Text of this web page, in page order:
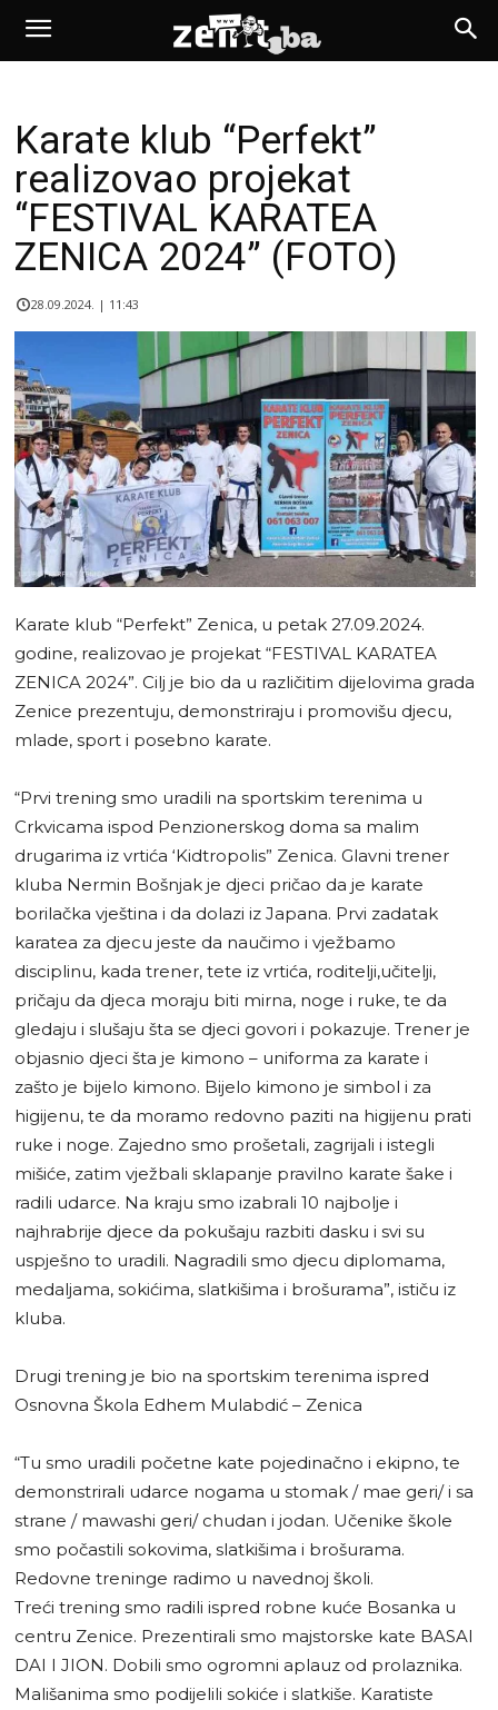
Karate klub “Perfekt”
realizovao projekat
“FESTIVAL KARATEA
ZENICA 2024” (FOTO)
28.09.2024. | 11:43
Karate klub “Perfekt” Zenica, u petak 27.09.2024.
godine, realizovao je projekat “FESTIVAL KARATEA
ZENICA 2024”. Cilj je bio da u različitim dijelovima grada
Zenice prezentuju, demonstriraju i promovišu djecu,
mlade, sport i posebno karate.
“Prvi trening smo uradili na sportskim terenima u
Crkvicama ispod Penzionerskog doma sa malim
drugarima iz vrtića ‘Kidtropolis” Zenica. Glavni trener
kluba Nermin Bošnjak je djeci pričao da je karate
borilačka vještina i da dolazi iz Japana. Prvi zadatak
karatea za djecu jeste da naučimo i vježbamo
disciplinu, kada trener, tete iz vrtića, roditelji,učitelji,
pričaju da djeca moraju biti mirna, noge i ruke, te da
gledaju i slušaju šta se djeci govori i pokazuje. Trener je
objasnio djeci šta je kimono – uniforma za karate i
zašto je bijelo kimono. Bijelo kimono je simbol i za
higijenu, te da moramo redovno paziti na higijenu prati
ruke i noge. Zajedno smo prošetali, zagrijali i istegli
mišiće, zatim vježbali sklapanje pravilno karate šake i
radili udarce. Na kraju smo izabrali 10 najbolje i
najhrabrije djece da pokušaju razbiti dasku i svi su
uspješno to uradili. Nagradili smo djecu diplomama,
medaljama, sokićima, slatkišima i brošurama”, ističu iz
kluba.
Drugi trening je bio na sportskim terenima ispred
Osnovna Škola Edhem Mulabdić – Zenica
“Tu smo uradili početne kate pojedinačno i ekipno, te
demonstrirali udarce nogama u stomak / mae geri/ i sa
strane / mawashi geri/ chudan i jodan. Učenike škole
smo počastili sokovima, slatkišima i brošurama.
Redovne treninge radimo u navednoj školi.
Treći trening smo radili ispred robne kuće Bosanka u
centru Zenice. Prezentirali smo majstorske kate BASAI
DAI I JION. Dobili smo ogromni aplauz od prolaznika.
Mališanima smo podijelili sokiće i slatkiše. Karatiste